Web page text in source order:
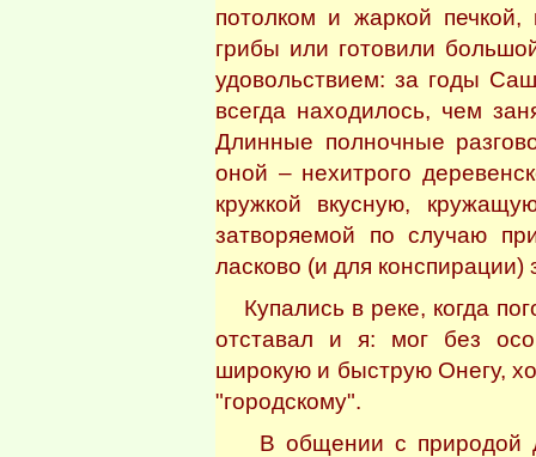
потолком и жаркой
грибы или готовили
удовольствием: за годы
всегда находилось, чем
Длинные полночные
оной – нехитрого
кружкой вкусную,
затворяемой по случаю
ласково (и для
Купались в реке, когда
отставал и я: мог без
широкую и быструю Онегу,
"городскому".
В общении с природой